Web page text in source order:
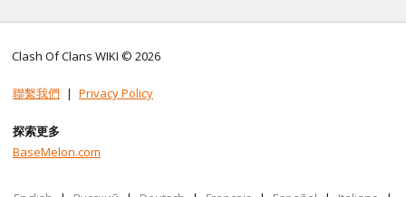
Clash Of Clans WIKI © 2026
聯繫我們 | Privacy Policy
探索更多
BaseMelon.com